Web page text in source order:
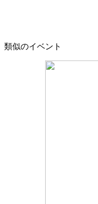
類似のイベント